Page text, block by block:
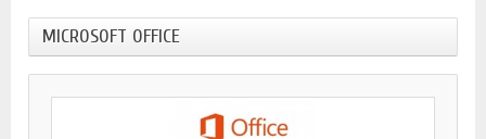
MICROSOFT OFFICE